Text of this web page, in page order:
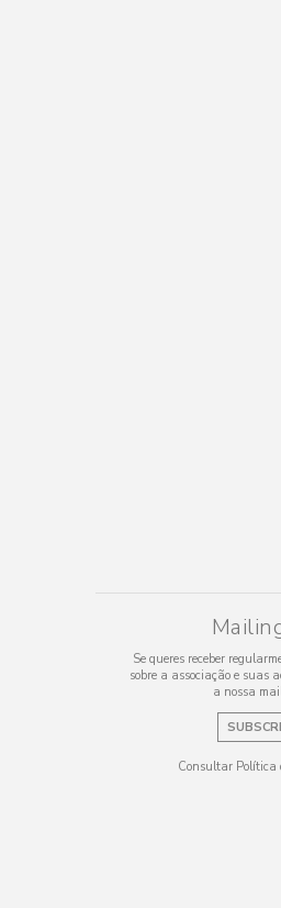
Se queres receber
sobre a associação e suas
a nossa
Consultar Política